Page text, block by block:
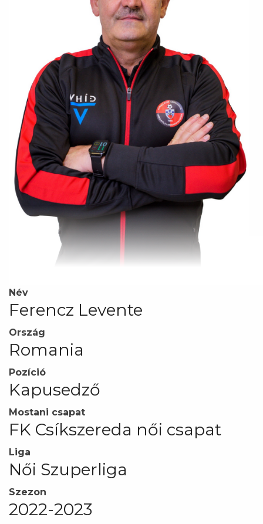
Név
Ferencz Levente
Ország
Romania
Pozíció
Kapusedző
Mostani csapat
FK Csíkszereda női csapat
Liga
Női Szuperliga
Szezon
2022-2023